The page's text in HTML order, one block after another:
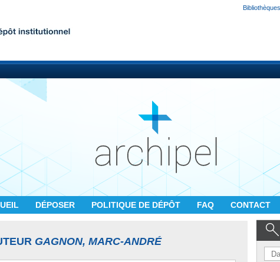
Bibliothèques
DÉPOSER POLITIQUE DE DÉPÔT FAQ CONTACT
GAGNON, MARC-ANDRÉ